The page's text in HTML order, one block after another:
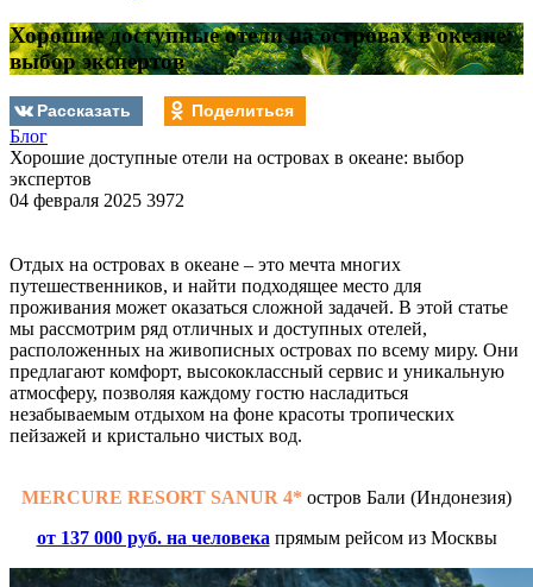
Хорошие доступные отели на островах в океане:
выбор экспертов
Рассказать Поделиться
Блог
Хорошие доступные отели на островах в океане: выбор
экспертов
04 февраля 2025 3972
Отдых на островах в океане – это мечта многих
путешественников, и найти подходящее место для
проживания может оказаться сложной задачей. В этой статье
мы рассмотрим ряд отличных и доступных отелей,
расположенных на живописных островах по всему миру. Они
предлагают комфорт, высококлассный сервис и уникальную
атмосферу, позволяя каждому гостю насладиться
незабываемым отдыхом на фоне красоты тропических
пейзажей и кристально чистых вод.
MERCURE RESORT SANUR 4* остров Бали (Индонезия)
от 137 000 руб. на человека прямым рейсом из Москвы